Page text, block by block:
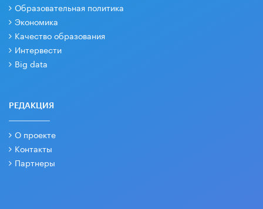
Образовательная политика
Экономика
Качество образования
Интервести
Big data
РЕДАКЦИЯ
О проекте
Контакты
Партнеры